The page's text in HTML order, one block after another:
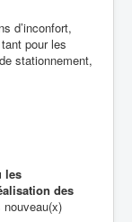
d’inconfort,
pour les
stationnement,
les
des
nouveau(x)